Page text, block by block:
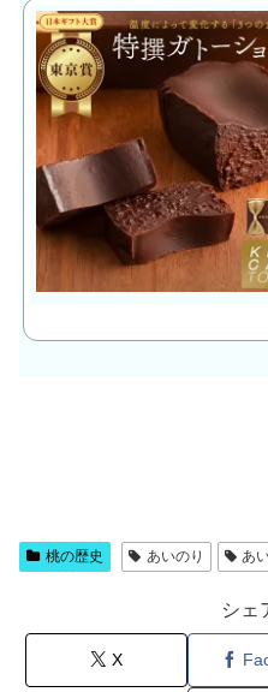
桃の歴史 あいのり あ
シェ
X